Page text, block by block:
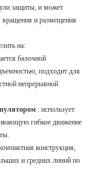
защиты, и может
вращения и размещения
на:
балочной
подходит для
непрерывной
: использует
гибкое движение
конструкция,
и средних линий по